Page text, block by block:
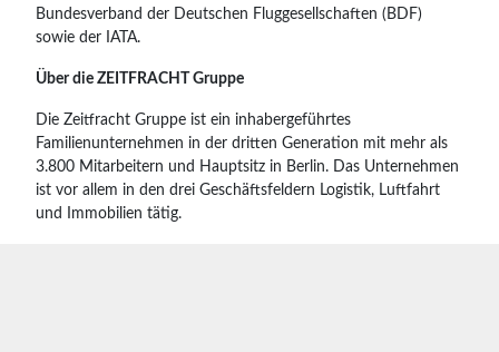
Bundesverband der Deutschen Fluggesellschaften (BDF)
sowie der IATA.
Über die ZEITFRACHT Gruppe
Die Zeitfracht Gruppe ist ein inhabergeführtes
Familienunternehmen in der dritten Generation mit mehr als
3.800 Mitarbeitern und Hauptsitz in Berlin. Das Unternehmen
ist vor allem in den drei Geschäftsfeldern Logistik, Luftfahrt
und Immobilien tätig.